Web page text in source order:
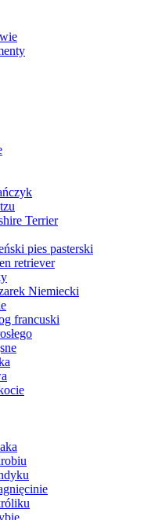
Terrier
pies pasterski
retriever
Niemiecki
francuski